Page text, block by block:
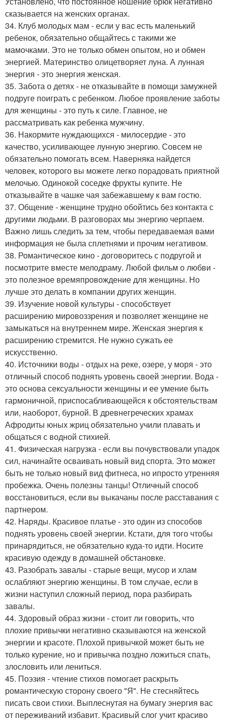
сказывается на женских органах.
34. Клуб молодых мам - если у вас есть маленький
ребенок, обязательно общайтесь с такими же
мамочками. Это не только обмен опытом, но и обмен
энергией. Материнство олицетворяет луна. А лунная
энергия - это энергия женская.
35. Забота о детях - не отказывайте в помощи замужней
подруге поиграть с ребенком. Любое проявление заботы
для женщины - это путь к силе. Главное, не
рассматривать как ребенка мужчину.
36. Накормите нуждающихся - милосердие - это
качество, усиливающее лунную энергию. Совсем не
обязательно помогать всем. Наверняка найдется
человек, которого вы можете легко порадовать приятной
мелочью. Одинокой соседке фрукты купите. Не
отказывайте в чашке чая забежавшему к вам гостю.
37. Общение - женщине трудно обойтись без контакта с
другими людьми. В разговорах мы энергию черпаем.
Важно лишь следить за тем, чтобы передаваемая вами
информация не была сплетнями и прочим негативом.
38. Романтическое кино - договоритесь с подругой и
посмотрите вместе мелодраму. Любой фильм о любви -
это полезное времяпровождение для женщины. Но
лучше это делать в компании других женщин.
39. Изучение новой культуры - способствует
расширению мировоззрения и позволяет женщине не
замыкаться на внутреннем мире. Женская энергия к
расширению стремится. Не нужно сужать ее
искусственно.
40. Источники воды - отдых на реке, озере, у моря - это
отличный способ поднять уровень своей энергии. Вода -
это основа сексуальности женщины и ее умение быть
гармоничной, приспосабливающейся к обстоятельствам
или, наоборот, бурной. В древнегреческих храмах
Афродиты юных жриц обязательно учили плавать и
общаться с водной стихией.
41. Физическая нагрузка - если вы почувствовали упадок
сил, начинайте осваивать новый вид спорта. Это может
быть не только новый вид фитнеса, но ипросто утренняя
пробежка. Очень полезны танцы! Отличный способ
восстановиться, если вы выкачаны после расставания с
партнером.
42. Наряды. Красивое платье - это один из способов
поднять уровень своей энергии. Кстати, для того чтобы
принарядиться, не обязательно куда-то идти. Носите
красивую одежду в домашней обстановке.
43. Разобрать завалы - старые вещи, мусор и хлам
ослабляют энергию женщины. В том случае, если в
жизни наступил сложный период, пора разбирать
завалы.
44. Здоровый образ жизни - стоит ли говорить, что
плохие привычки негативно сказываются на женской
энергии и красоте. Плохой привычкой может быть не
только курение, но и привычка поздно ложиться спать,
злословить или лениться.
45. Поэзия - чтение стихов помогает раскрыть
романтическую сторону своего "Я". Не стесняйтесь
писать свои стихи. Выплеснутая на бумагу энергия вас
от переживаний избавит. Красивый слог учит красиво